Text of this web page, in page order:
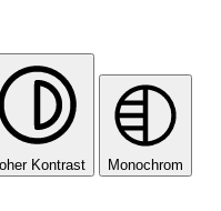
Kontrast Monochrom